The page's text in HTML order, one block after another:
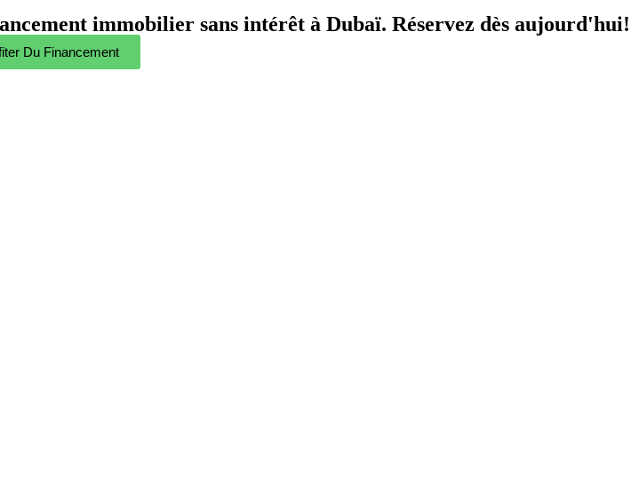
immobilier sans intérêt à Dubaï. Réservez dès aujourd'hui!
Du Financement